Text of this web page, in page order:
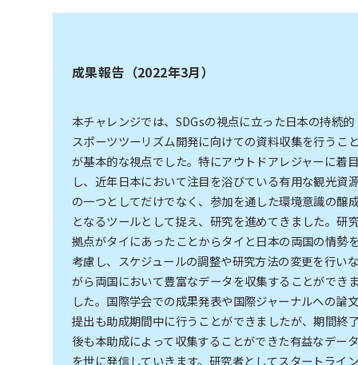
成果報告（2022年3月）
本チャレンジでは、SDGsの視点に立った日本の持続的
スポーツツーリズム開発に向けての資料収集を行うこ
が基本的な視点でした。特にアウトドアレジャーに着目
し、近年日本において注目を浴びている有用な観光資
の一つとしてだけでなく、参加を通した環境意識の醸
となるツールとして捉え、研究を進めてきました。研
拠点がタイにあったことからタイと日本の両国の情勢
考慮し、スケジュールの調整や研究方法の変更を行いな
がら両国において豊富なデータを収集することができ
した。国際学会での成果発表や国際ジャーナルへの論文
提出も助成期間中に行うことができましたが、期間終
後も本助成によって収集することができた有益なデータ
を世に発信していきます。研究者としてスタートライン